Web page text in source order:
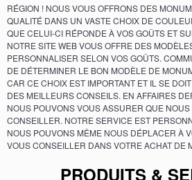
RÉGION ! NOUS VOUS OFFRONS DES
QUALITÉ DANS UN VASTE CHOIX DE
QUE CELUI-CI RÉPONDE À VOS GOÛTS ET
NOTRE SITE WEB VOUS OFFRE DES
PERSONNALISER SELON VOS GOÛTS.
DE DÉTERMINER LE BON MODÈLE DE
CAR CE CHOIX EST IMPORTANT ET IL SE
DES MEILLEURS CONSEILS. EN AFFAIRES
NOUS POUVONS VOUS ASSURER QUE
CONSEILLER. NOTRE SERVICE EST
NOUS POUVONS MÊME NOUS DÉPLACER À
VOUS CONSEILLER DANS VOTRE ACHAT DE
PRODUITS &